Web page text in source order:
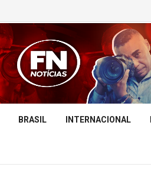
BRASIL INTERNACIONAL